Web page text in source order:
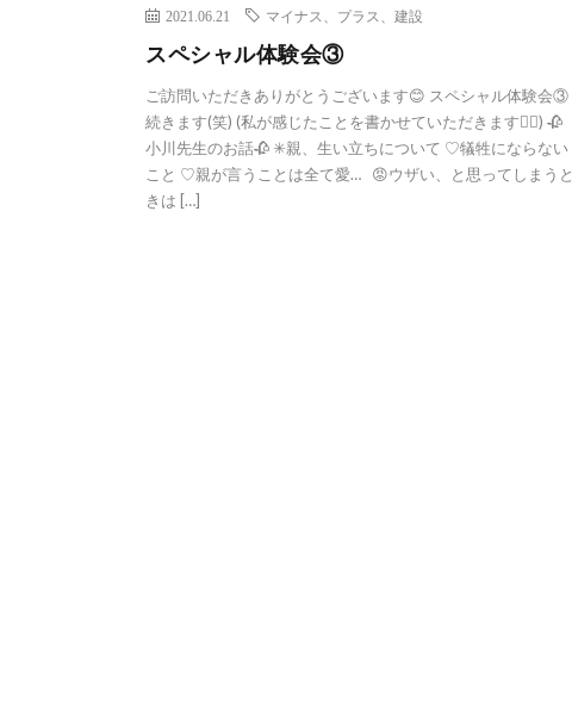
2021.06.21 マイナス、プラス、建設
スペシャル体験会③
ご訪問いただきありがとうございます😊 スペシャル体験会③
続きます(笑) (私が感じたことを書かせていただきます🙇‍♀️) 🥀
小川先生のお話🥀 ✳親、生い立ちについて ♡犠牲にならない
こと ♡親が言うことは全て愛… 😡ウザい、と思ってしまうと
きは […]